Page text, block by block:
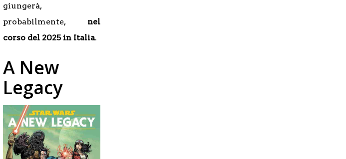
giungerà,
probabilmente, nel
corso del 2025 in Italia.
A New
Legacy